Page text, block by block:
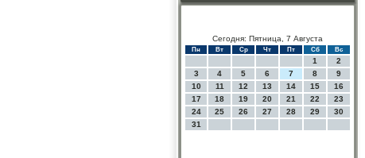
Сегодня: Пятница, 7 Августа
Пн Вт Ср Чт Пт Сб Вс
1
2
3
4 5 6 7 8
9
10
11 12 13 14 15
16
17
18 19 20 21 22
23
24
25 26 27 28 29
30
31